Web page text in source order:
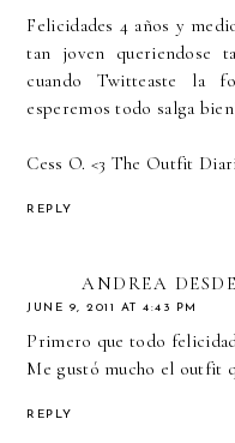
Felicidades 4 años y
tan joven
cuando Twitteaste la
esperemos todo salga
Cess O. <3 The Outfit
REPLY
ANDREA
JUNE 9, 2011 AT 4:43 PM
Primero que todo
Me gustó mucho el outfit
REPLY